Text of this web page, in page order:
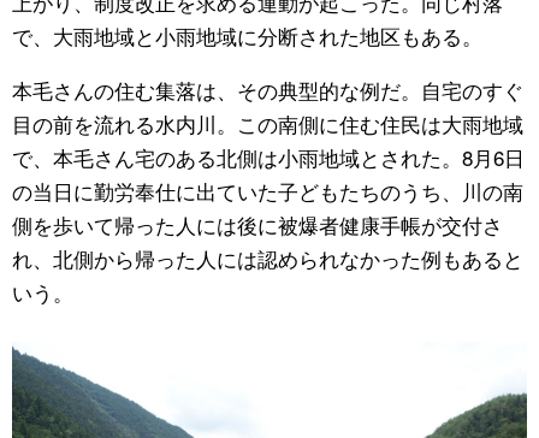
で、大雨地域と小雨地域に分断された地区もある。
本毛さんの住む集落は、その典型的な例だ。自宅のすぐ
目の前を流れる水内川。この南側に住む住民は大雨地域
で、本毛さん宅のある北側は小雨地域とされた。8月6日
の当日に勤労奉仕に出ていた子どもたちのうち、川の南
側を歩いて帰った人には後に被爆者健康手帳が交付さ
れ、北側から帰った人には認められなかった例もあると
いう。